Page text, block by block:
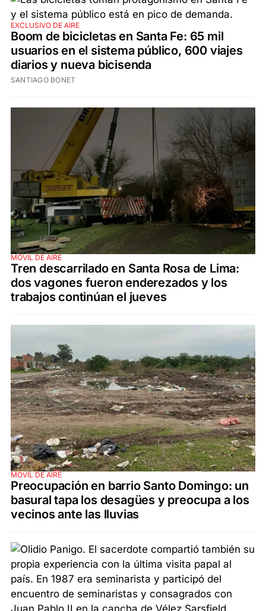
EXCLUSIVO DE AIRE
Boom de bicicletas en Santa Fe: 65 mil
usuarios en el sistema público, 600 viajes
diarios y nueva bicisenda
SANTIAGO BONET
MÓVIL DE AIRE
Tren descarrilado en Santa Rosa de Lima:
dos vagones fueron enderezados y los
trabajos continúan el jueves
MÓVIL DE AIRE
Preocupación en barrio Santo Domingo: un
basural tapa los desagües y preocupa a los
vecinos ante las lluvias